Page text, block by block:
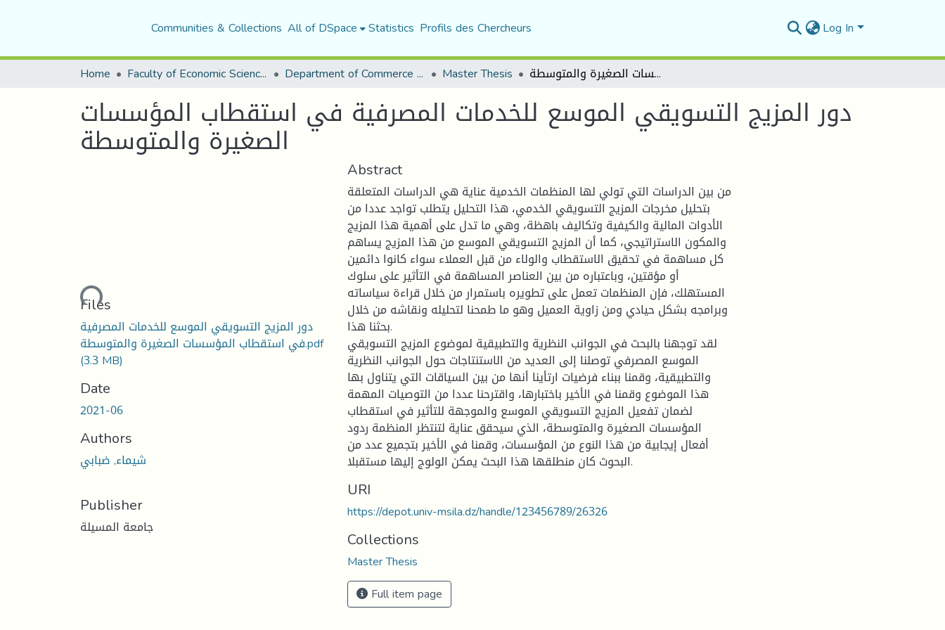
Communities & Collections All of DSpace Statistics Profils des Chercheurs Log In
Home Faculty of Economic Sciences, Commerce and Management Sciences Department of Commerce Science Master Thesis دور المزيج التسويقي الموسع للخدمات المصرفية في استقطاب المؤسسات الصغيرة والمتوسطة
دور المزيج التسويقي الموسع للخدمات المصرفية في استقطاب المؤسسات
الصغيرة والمتوسطة
Loading...
Files
دور المزيج التسويقي الموسع للخدمات المصرفية
في استقطاب المؤسسات الصغيرة والمتوسطة.pdf
(3.3 MB)
Date
2021-06
Authors
شيماء, ضبابي
Publisher
جامعة المسيلة
Abstract
من بين الدراسات التي تولي لها المنظمات الخدمية عناية هي الدراسات المتعلقة
بتحليل مخرجات المزيج التسويقي الخدمي، هذا التحليل يتطلب تواجد عددا من
الأدوات المالية والكيفية وتكاليف باهظة، وهي ما تدل على أهمية هذا المزيج
والمكون الاستراتيجي، كما أن المزيج التسويقي الموسع من هذا المزيج يساهم
كل مساهمة في تحقيق الاستقطاب والولاء من قبل العملاء سواء كانوا دائمين
أو مؤقتين، وباعتباره من بين العناصر المساهمة في التأثير على سلوك
المستهلك، فإن المنظمات تعمل على تطويره باستمرار من خلال قراءة سياساته
وبرامجه بشكل حيادي ومن زاوية العميل وهو ما طمحنا لتحليله ونقاشه من خلال
بحثنا هذا.
لقد توجهنا بالبحث في الجوانب النظرية والتطبيقية لموضوع المزيج التسويقي
الموسع المصرفي توصلنا إلى العديد من الاستنتاجات حول الجوانب النظرية
والتطبيقية، وقمنا ببناء فرضيات ارتأينا أنها من بين السياقات التي يتناول بها
هذا الموضوع وقمنا في الأخير باختبارها، واقترحنا عددا من التوصيات المهمة
لضمان تفعيل المزيج التسويقي الموسع والموجهة للتأثير في استقطاب
المؤسسات الصغيرة والمتوسطة، الذي سيحقق عناية لتنتظر المنظمة ردود
أفعال إيجابية من هذا النوع من المؤسسات، وقمنا في الأخير بتجميع عدد من
البحوث كان منطلقها هذا البحث يمكن الولوج إليها مستقبلا.
URI
https://depot.univ-msila.dz/handle/123456789/26326
Collections
Master Thesis
Full item page